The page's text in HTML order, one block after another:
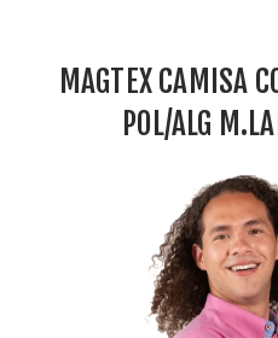
MAGTEX CAMISA
POL/ALG